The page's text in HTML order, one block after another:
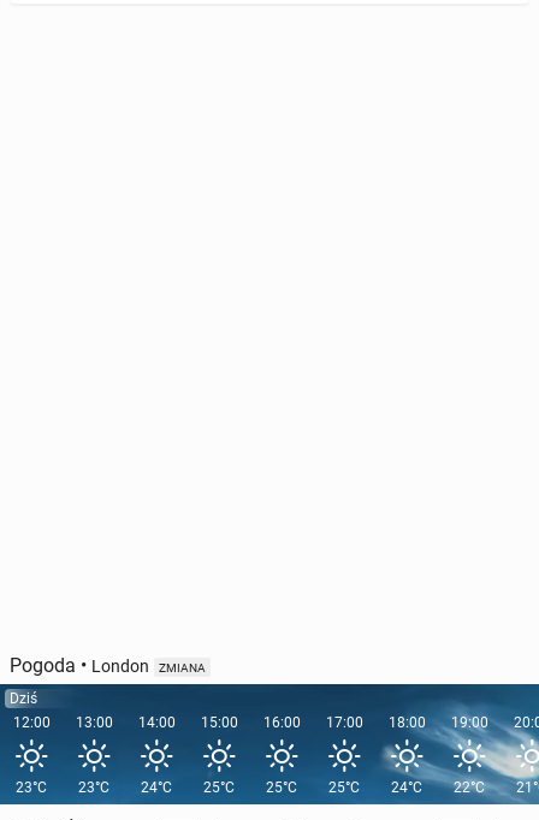
Pogoda • London ZMIANA
Dziś
12:00
23°C
13:00
23°C
14:00
24°C
15:00
25°C
16:00
25°C
17:00
25°C
18:00
24°C
19:00
22°C